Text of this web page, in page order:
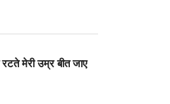
मेरी उम्र बीत जाए